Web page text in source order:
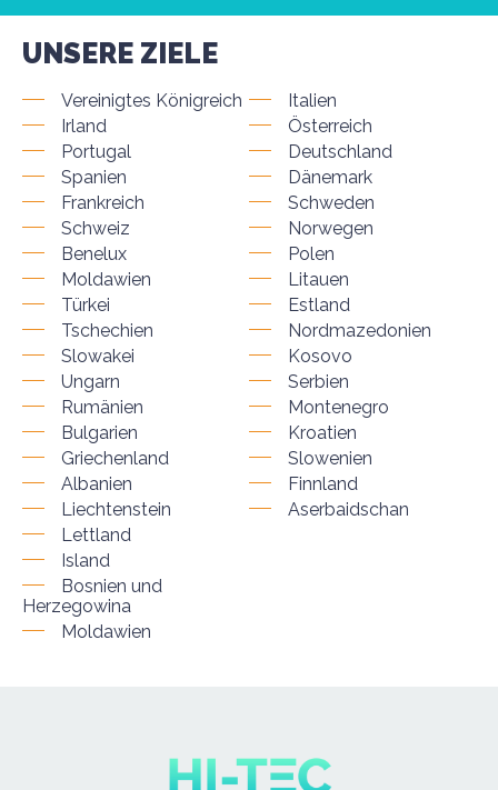
UNSERE ZIELE
Vereinigtes Königreich
Irland
Portugal
Spanien
Frankreich
Schweiz
Benelux
Moldawien
Türkei
Italien
Österreich
Deutschland
Dänemark
Schweden
Norwegen
Polen
Litauen
Estland
Tschechien
Slowakei
Ungarn
Rumänien
Bulgarien
Griechenland
Albanien
Liechtenstein
Nordmazedonien
Kosovo
Serbien
Montenegro
Kroatien
Slowenien
Finnland
Aserbaidschan
Lettland
Island
Bosnien und
Herzegowina
Moldawien